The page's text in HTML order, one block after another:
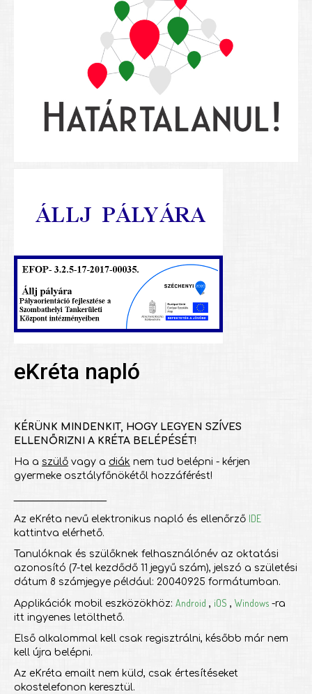
eKréta napló
KÉRÜNK MINDENKIT, HOGY LEGYEN SZÍVES
ELLENŐRIZNI A KRÉTA BELÉPÉSÉT!
Ha a szülő vagy a diák nem tud belépni - kérjen
gyermeke osztályfőnökétől hozzáférést!
Az eKréta nevű elektronikus napló és ellenőrző IDE
kattintva elérhető.
Tanulóknak és szülőknek felhasználónév az oktatási
azonosító (7-tel kezdődő 11 jegyű szám), jelszó a születési
dátum 8 számjegye például: 20040925 formátumban.
Applikációk mobil eszközökhöz: Android , iOS , Windows -ra
itt ingyenes letölthető.
Első alkalommal kell csak regisztrálni, később már nem
kell újra belépni.
Az eKréta emailt nem küld, csak értesítéseket
okostelefonon keresztül.